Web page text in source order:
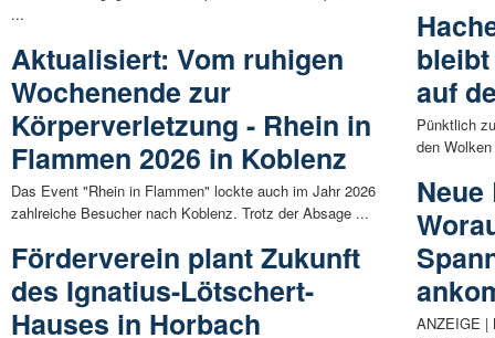
...
Aktualisiert: Vom ruhigen
Wochenende zur
Körperverletzung - Rhein in
Flammen 2026 in Koblenz
Das Event "Rhein in Flammen" lockte auch im Jahr 2026
zahlreiche Besucher nach Koblenz. Trotz der Absage ...
Förderverein plant Zukunft
des Ignatius-Lötschert-
Hauses in Horbach
auf
Pünktlich
den
ANZEIGE |